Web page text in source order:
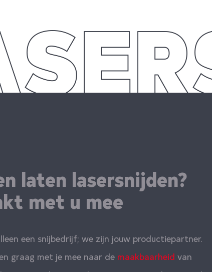
laten lasersnijden?
met u mee
een snijbedrijf; we zijn jouw productiepartner.
graag met je mee naar de maakbaarheid van